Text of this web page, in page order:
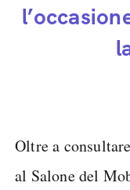
Oltre a
al Salone del